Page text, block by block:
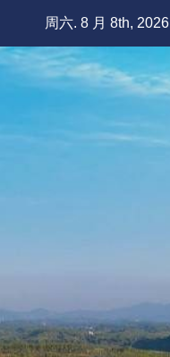
内
周六. 8 月 8th, 2026